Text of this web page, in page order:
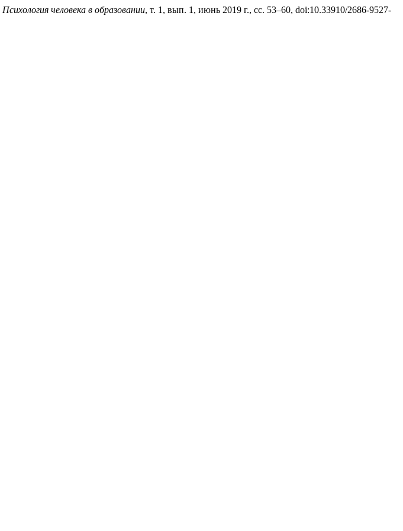
Психология человека в образовании, т. 1, вып. 1, июнь 2019 г., сс. 53–60, doi:10.33910/2686-9527-